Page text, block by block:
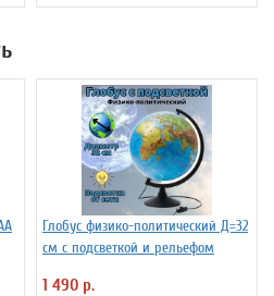
Глобус физико-политический Д=32
см с подсветкой и рельефом
1 490 р.